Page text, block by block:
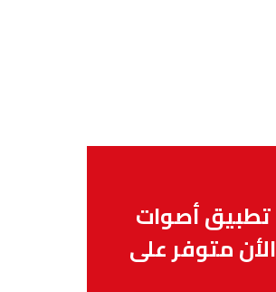
تطبيق أصوات
الأن متوفر على